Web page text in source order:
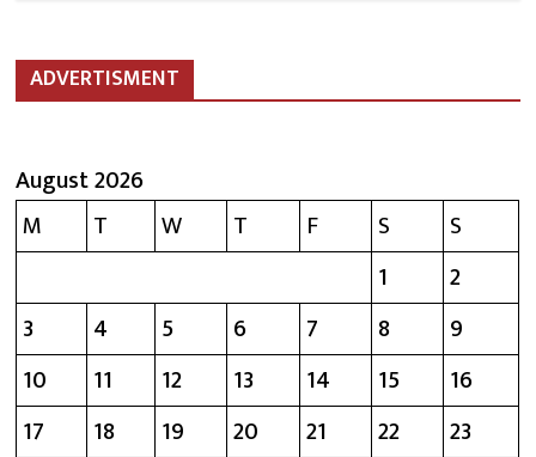
ADVERTISMENT
August 2026
M
T W T F S
S
1
2
3
4 5 6 7 8
9
10
11 12 13 14 15
16
17
18 19 20 21 22
23